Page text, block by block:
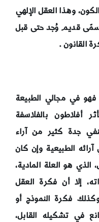
وهذا العقل الإلهي
قديم وُجد حتى قبل
القانون.
فهو في مجالي الطبيعة
أفلاطون بالفلاسفة
جدة كثير من آراء
الطبيعية وإن كان
هو العلة المادية،
إلا أن فكرة العقل
فكرة النموذج أو
في تشكيله القابل،